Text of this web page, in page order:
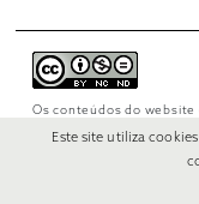
Os conteúdos do
NonCommercial-
Este site utiliza